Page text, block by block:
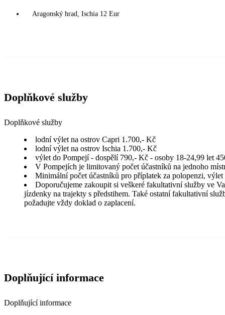
Aragonský hrad, Ischia 12 Eur
Doplňkové služby
Doplňkové služby
lodní výlet na ostrov Capri 1.700,- Kč
lodní výlet na ostrov Ischia 1.700,- Kč
výlet do Pompejí - dospělí 790,- Kč - osoby 18-24,99 let
V Pompejích je limitovaný počet účastníků na jednoho
Minimální počet účastníků pro příplatek za polopenzi,
Doporučujeme zakoupit si veškeré fakultativní služby ve
jízdenky na trajekty s předstihem. Také ostatní fakultativní
požadujte vždy doklad o zaplacení.
Doplňující informace
Doplňující informace